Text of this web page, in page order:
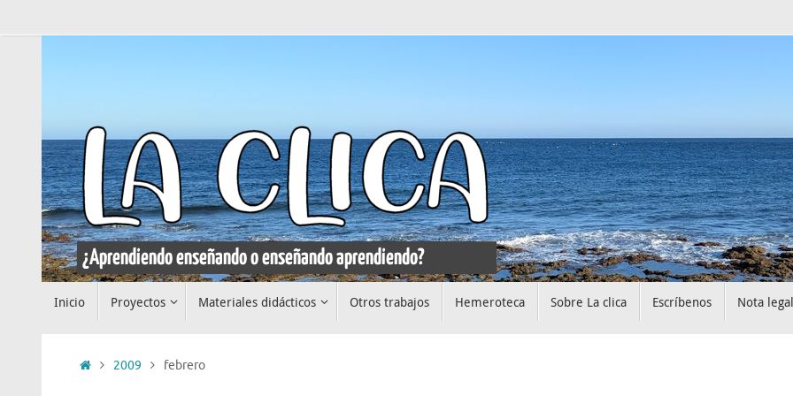
al
Inicio Proyectos Materiales didácticos Otros trabajos Hemeroteca Sobre La clica Escríbenos Nota legal
Inicio2009 febrero